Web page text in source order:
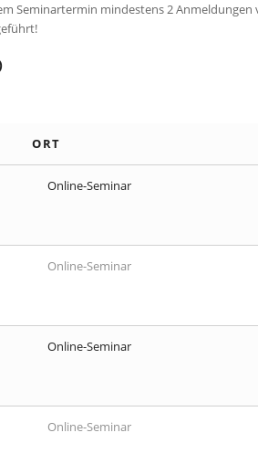
Seminartermin mindestens 2 Anmeldungen
ORT
Online-Seminar
Online-Seminar
Online-Seminar
Online-Seminar